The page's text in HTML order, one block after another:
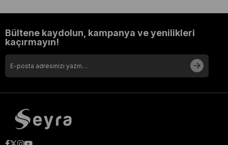
Bültene kaydolun, kampanya ve yenilikleri
kaçırmayın!